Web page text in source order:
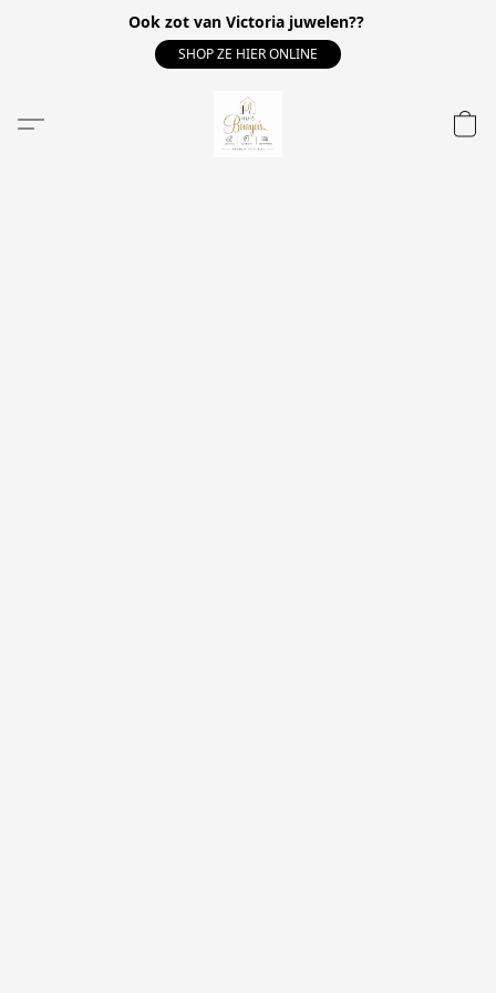
Ook zot van Victoria juwelen??
SHOP ZE HIER ONLINE